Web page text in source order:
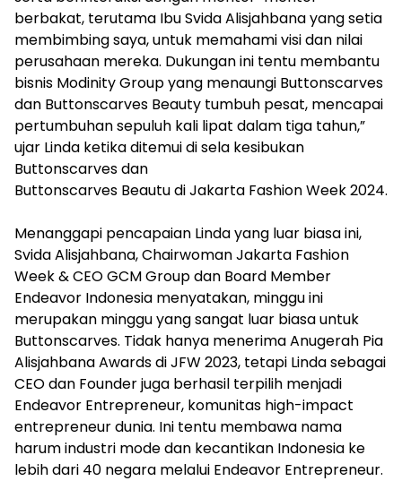
berbakat, terutama Ibu Svida Alisjahbana yang setia
membimbing saya, untuk memahami visi dan nilai
perusahaan mereka. Dukungan ini tentu membantu
bisnis Modinity Group yang menaungi Buttonscarves
dan Buttonscarves Beauty tumbuh pesat, mencapai
pertumbuhan sepuluh kali lipat dalam tiga tahun,”
ujar Linda ketika ditemui di sela kesibukan
Buttonscarves dan
Buttonscarves Beautu di Jakarta Fashion Week 2024.
Menanggapi pencapaian Linda yang luar biasa ini,
Svida Alisjahbana, Chairwoman Jakarta Fashion
Week & CEO GCM Group dan Board Member
Endeavor Indonesia menyatakan, minggu ini
merupakan minggu yang sangat luar biasa untuk
Buttonscarves. Tidak hanya menerima Anugerah Pia
Alisjahbana Awards di JFW 2023, tetapi Linda sebagai
CEO dan Founder juga berhasil terpilih menjadi
Endeavor Entrepreneur, komunitas high-impact
entrepreneur dunia. Ini tentu membawa nama
harum industri mode dan kecantikan Indonesia ke
lebih dari 40 negara melalui Endeavor Entrepreneur.